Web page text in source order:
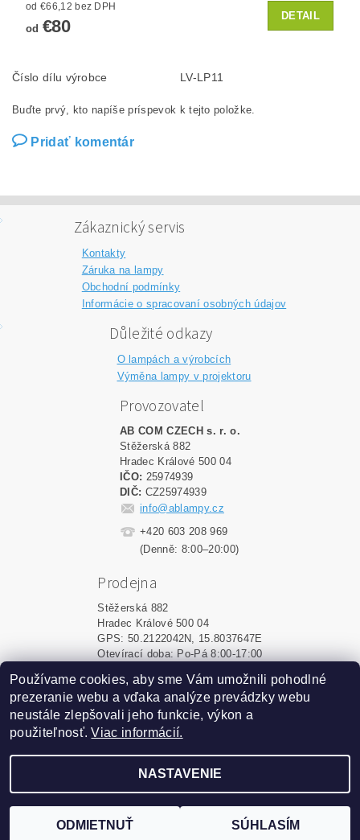
od €66,12 bez DPH
od €80
DETAIL
Číslo dílu výrobce LV-LP11
Buďte prvý, kto napíše príspevok k tejto položke.
Pridať komentár
Zákaznický servis
Kontakty
Záruka na lampy
Obchodní podmínky
Informácie o spracovaní osobných údajov
Důležité odkazy
O lampách a výrobcích
Výměna lampy v projektoru
Provozovatel
AB COM CZECH s. r. o.
Stěžerská 882
Hradec Králové 500 04
IČO: 25974939
DIČ: CZ25974939
info@ablampy.cz
+420 603 208 969
(Denně: 8:00–20:00)
Prodejna
Stěžerská 882
Hradec Králové 500 04
GPS: 50.2122042N, 15.8037647E
Otevírací doba: Po-Pá 8:00-17:00
Shoptet.sk MôjPrvýEshop.sk
Vytvoril Shoptet
Podle zákona o evidenci tržeb je prodávající povinen
vystavit kupujícímu účtenku. Zároveň je povinen zaevidovat
Používame cookies, aby sme Vám umožnili pohodlné
prezeranie webu a vďaka analýze prevádzky webu
neustále zlepšovali jeho funkcie, výkon a
použiteľnosť.Viac informácií.
NASTAVENIE
ODMIETNUŤ SÚHLASÍM